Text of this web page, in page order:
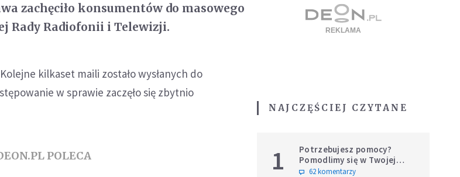
zachęciło konsumentów do masowego
Rady Radiofonii i Telewizji.
kilkaset maili zostało wysłanych do
w sprawie zaczęło się zbytnio
POLECA
NAJCZĘŚCIEJ CZYTANE
1
Potrzebujesz pomocy?
Pomodlimy się w Twojej
intencji
62 komentarzy